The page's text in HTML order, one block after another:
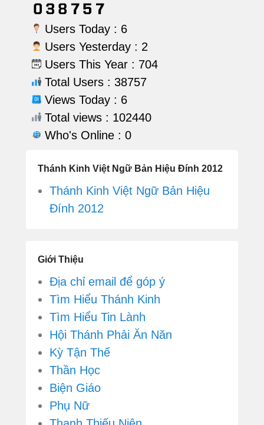
Users Today : 6
Users Yesterday : 2
Users This Year : 704
Total Users : 38757
Views Today : 6
Total views : 102440
Who's Online : 0
Thánh Kinh Việt Ngữ Bản Hiệu Đính 2012
Thánh Kinh Việt Ngữ Bản Hiệu
Đính 2012
Giới Thiệu
Địa chỉ email để góp ý
Tìm Hiểu Thánh Kinh
Tìm Hiểu Tin Lành
Hội Thánh Phải Ăn Năn
Kỳ Tận Thế
Thần Học
Biện Giáo
Phụ Nữ